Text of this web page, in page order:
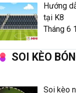
Hướng
tại K8
Tháng 6
SOI KÈO
Soi kèo